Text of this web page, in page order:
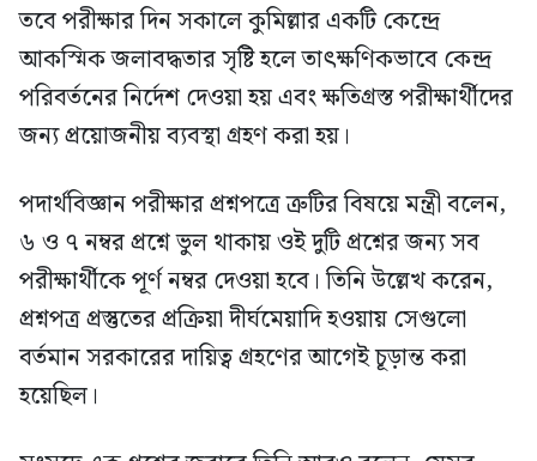
তবে পরীক্ষার দিন সকালে কুমিল্লার একটি কেন্দ্রে
আকস্মিক জলাবদ্ধতার সৃষ্টি হলে তাৎক্ষণিকভাবে কেন্দ্র
পরিবর্তনের নির্দেশ দেওয়া হয় এবং ক্ষতিগ্রস্ত পরীক্ষার্থীদের
জন্য প্রয়োজনীয় ব্যবস্থা গ্রহণ করা হয়।
পদার্থবিজ্ঞান পরীক্ষার প্রশ্নপত্রে ত্রুটির বিষয়ে মন্ত্রী বলেন,
৬ ও ৭ নম্বর প্রশ্নে ভুল থাকায় ওই দুটি প্রশ্নের জন্য সব
পরীক্ষার্থীকে পূর্ণ নম্বর দেওয়া হবে। তিনি উল্লেখ করেন,
প্রশ্নপত্র প্রস্তুতের প্রক্রিয়া দীর্ঘমেয়াদি হওয়ায় সেগুলো
বর্তমান সরকারের দায়িত্ব গ্রহণের আগেই চূড়ান্ত করা
হয়েছিল।